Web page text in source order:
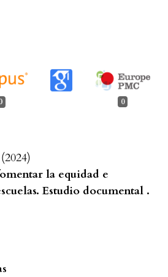
0
(2024)
la equidad e
Estudio documental .